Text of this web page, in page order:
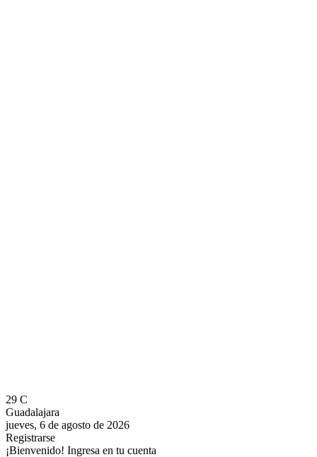
29 C
Guadalajara
jueves, 6 de agosto de 2026
Registrarse
¡Bienvenido! Ingresa en tu cuenta